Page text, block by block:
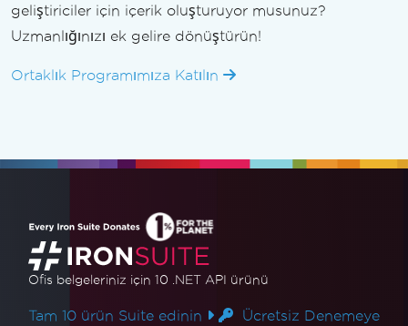
geliştiriciler için içerik oluşturuyor musunuz?
Uzmanlığınızı ek gelire dönüştürün!
Ortaklık Programımıza Katılın
Ofis belgeleriniz için 10 .NET API ürünü
Tam 10 ürün Suite edinin
Ücretsiz Denemeye